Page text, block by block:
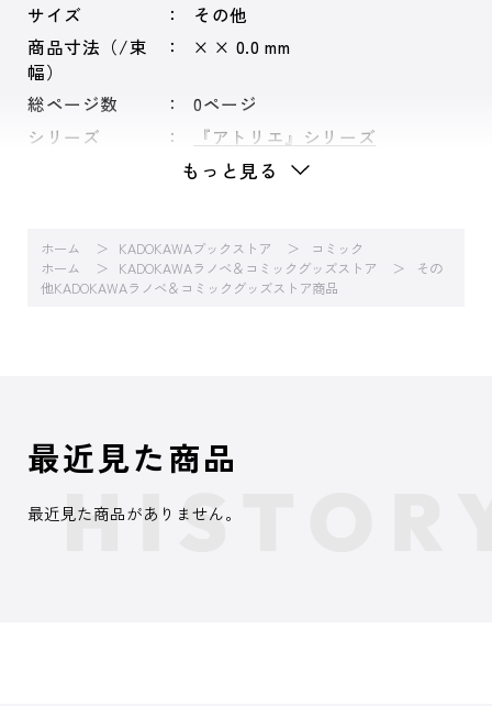
サイズ
その他
商品寸法（/束
幅）
× × 0.0 mm
総ページ数
0ページ
シリーズ
『アトリエ』シリーズ
もっと見る
ホーム KADOKAWAブックストア
コミック
ホーム
KADOKAWAラノベ＆コミックグッズストア
その
他KADOKAWAラノベ＆コミックグッズストア商品
最近見た商品
最近見た商品がありません。